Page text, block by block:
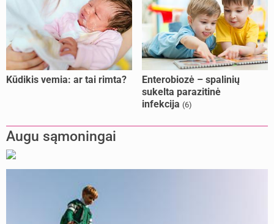
Kūdikis vemia: ar tai rimta?
Enterobiozė – spalinių
sukelta parazitinė
infekcija (6)
Augu sąmoningai